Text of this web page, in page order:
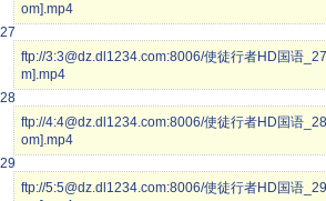
om].mp4
27
ftp://3:3@dz.dl1234.com:8006/使徒行者HD国语
m].mp4
28
ftp://4:4@dz.dl1234.com:8006/使徒行者HD国语
om].mp4
29
ftp://5:5@dz.dl1234.com:8006/使徒行者HD国语